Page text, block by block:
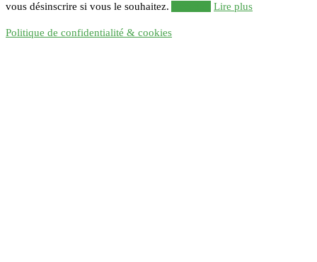
vous désinscrire si vous le souhaitez.
Lire plus
Politique de confidentialité & cookies